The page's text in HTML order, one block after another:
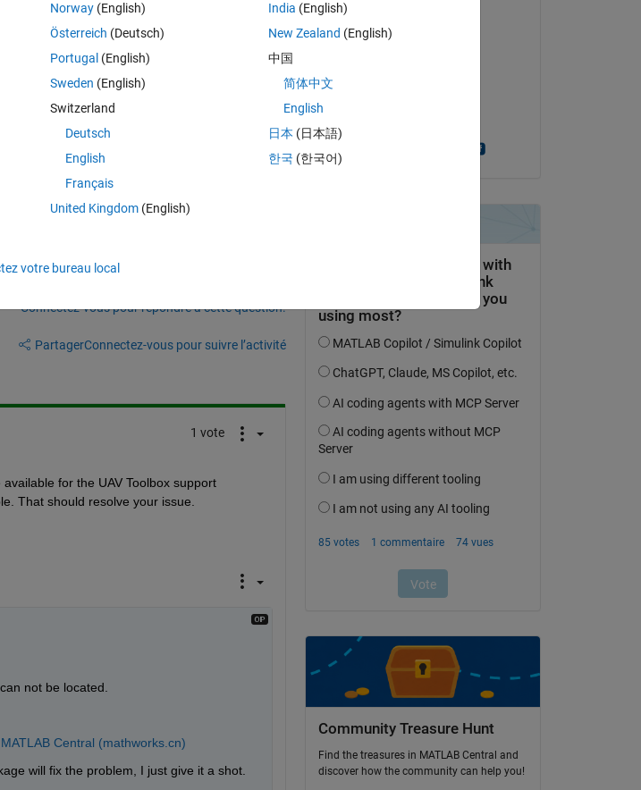
click the gear icon for set up, the image
find the WSL2.
delete some files, but unfortunately, my
I need another solution.
Connectez-vous pour répondre à cette question.
PartagerConnectez-vous pour suivre l’activité
1 vote
for the UAV Toolbox support
That should resolve your issue.
not be located.
Central (mathworks.cn)
will fix the problem, I just give it a shot.
le 27 Juin 2024
le 29 Juin 2024
Acceptée :
Community Treasure Hunt
Find the treasures in MATLAB Central and
discover how the community can help you!
Norway(English)
Österreich (Deutsch)
Portugal (English)
Sweden (English)
Switzerland
Deutsch
English
Français
United Kingdom(English)
India (English)
New Zealand (English)
中国
简体中文
English
日本 (日本語)
한국 (한국어)
votre bureau local